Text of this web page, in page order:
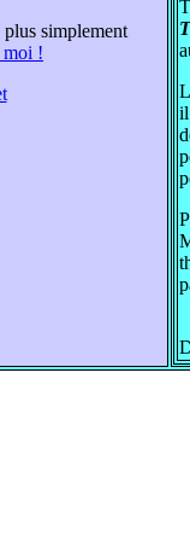
simplement
moi !
il